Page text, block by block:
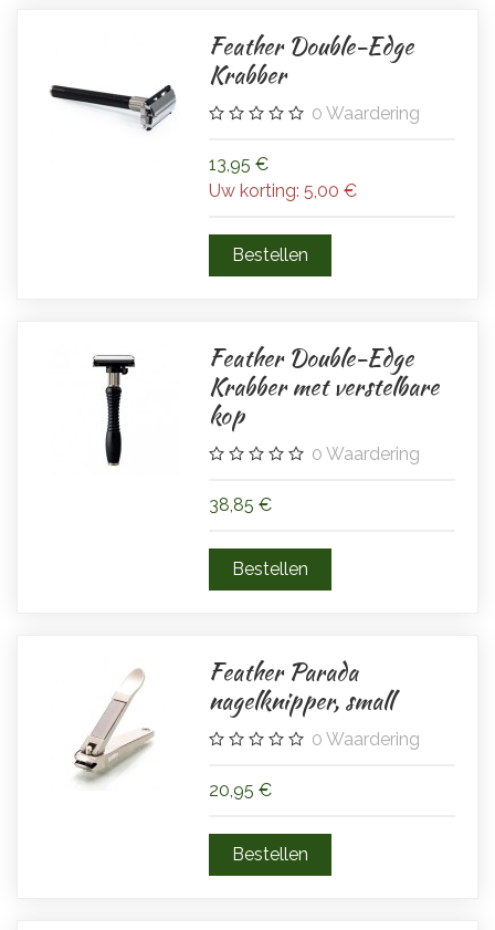
Feather Double-Edge
Krabber
0 Waardering
13,95 €
Uw korting:5,00 €
Feather Double-Edge
Krabber met verstelbare
kop
0 Waardering
38,85 €
Feather Parada
nagelknipper, small
0 Waardering
20,95 €